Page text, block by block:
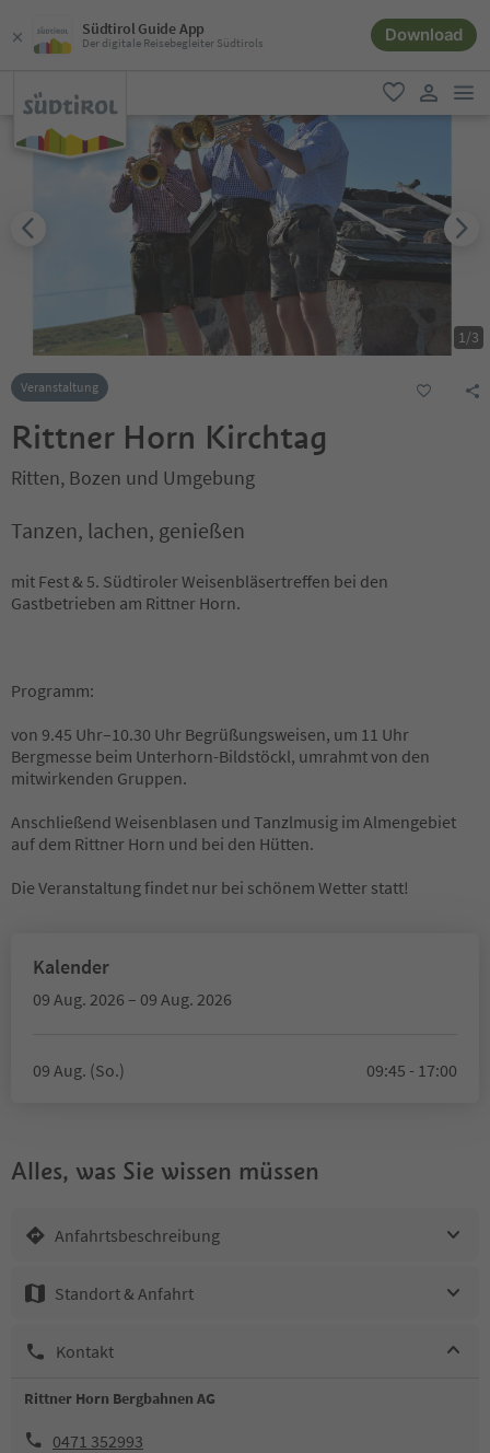
Südtirol Guide App
Der digitale Reisebegleiter Südtirols Download
favorit
user link
1/3
Veranstaltung
Rittner Horn Kirchtag
Ritten, Bozen und Umgebung
Tanzen, lachen, genießen
mit Fest & 5. Südtiroler Weisenbläsertreffen bei den
Gastbetrieben am Rittner Horn.
Programm:
von 9.45 Uhr–10.30 Uhr Begrüßungsweisen, um 11 Uhr
Bergmesse beim Unterhorn-Bildstöckl, umrahmt von den
mitwirkenden Gruppen.
Anschließend Weisenblasen und Tanzlmusig im Almengebiet
auf dem Rittner Horn und bei den Hütten.
Die Veranstaltung findet nur bei schönem Wetter statt!
Kalender
09 Aug. 2026 – 09 Aug. 2026
09 Aug. (So.) 09:45 - 17:00
Alles, was Sie wissen müssen
Anfahrtsbeschreibung
Standort & Anfahrt
Kontakt
Rittner Horn Bergbahnen AG
0471 352993